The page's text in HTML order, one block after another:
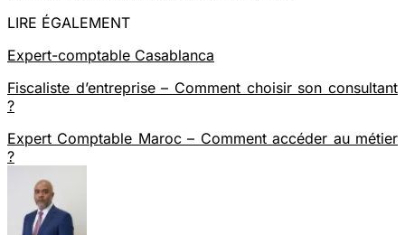
LIRE ÉGALEMENT
Expert-comptable Casablanca
Fiscaliste d’entreprise – Comment choisir son consultant
?
Expert Comptable Maroc – Comment accéder au métier
?